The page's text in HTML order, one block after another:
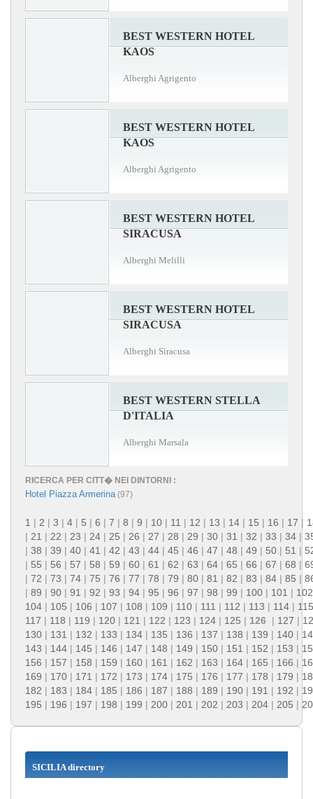
BEST WESTERN HOTEL
KAOS
Alberghi Agrigento
BEST WESTERN HOTEL
KAOS
Alberghi Agrigento
BEST WESTERN HOTEL
SIRACUSA
Alberghi Melilli
BEST WESTERN HOTEL
SIRACUSA
Alberghi Siracusa
BEST WESTERN STELLA
D'ITALIA
Alberghi Marsala
RICERCA PER CITT� NEI DINTORNI :
Hotel Piazza Armerina(97)
1 | 2 | 3 | 4 | 5 | 6 | 7 | 8 | 9 | 10 | 11 | 12 | 13 | 14 | 15 | 16 | 17 |
| 21 | 22 | 23 | 24 | 25 | 26 | 27 | 28 | 29 | 30 | 31 | 32 | 33 | 34 |
| 38 | 39 | 40 | 41 | 42 | 43 | 44 | 45 | 46 | 47 | 48 | 49 | 50 | 51 |
| 55 | 56 | 57 | 58 | 59 | 60 | 61 | 62 | 63 | 64 | 65 | 66 | 67 | 68 |
| 72 | 73 | 74 | 75 | 76 | 77 | 78 | 79 | 80 | 81 | 82 | 83 | 84 | 85 |
| 89 | 90 | 91 | 92 | 93 | 94 | 95 | 96 | 97 | 98 | 99 | 100 | 101 | 102
104 | 105 | 106 | 107 | 108 | 109 | 110 | 111 | 112 | 113 | 114 | 115
117 | 118 | 119 | 120 | 121 | 122 | 123 | 124 | 125 | 126 | 127 |
130 | 131 | 132 | 133 | 134 | 135 | 136 | 137 | 138 | 139 | 140 |
143 | 144 | 145 | 146 | 147 | 148 | 149 | 150 | 151 | 152 | 153 |
156 | 157 | 158 | 159 | 160 | 161 | 162 | 163 | 164 | 165 | 166 |
169 | 170 | 171 | 172 | 173 | 174 | 175 | 176 | 177 | 178 | 179 |
182 | 183 | 184 | 185 | 186 | 187 | 188 | 189 | 190 | 191 | 192 |
195 | 196 | 197 | 198 | 199 | 200 | 201 | 202 | 203 | 204 | 205 |
SICILIA directory